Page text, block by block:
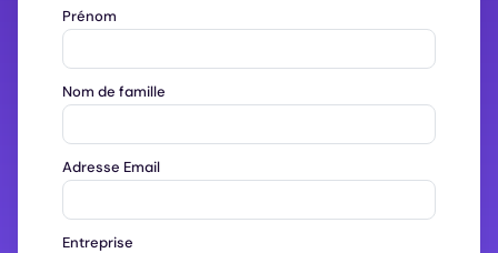
Prénom
Nom de famille
Adresse Email
Entreprise